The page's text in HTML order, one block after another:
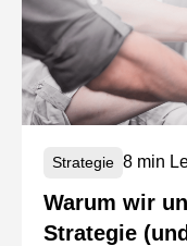
Strategie 8 min
Warum wir
Strategie